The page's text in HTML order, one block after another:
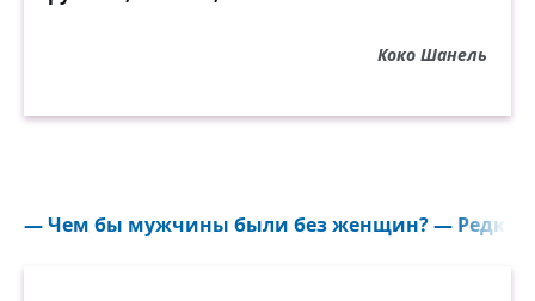
Коко Шанель
— Чем бы мужчины были без женщин? —